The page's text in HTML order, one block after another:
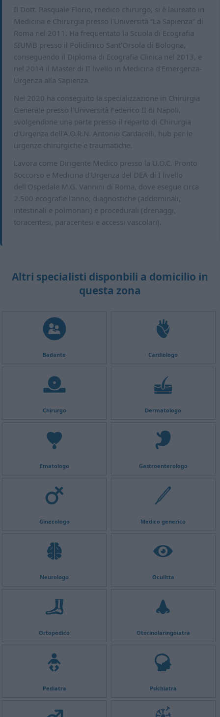
Il Dott. Pasquale Florio, medico chirurgo, si è laureato in
Medicina e Chirurgia presso l'Università “La Sapienza” di
Roma nel 2011. Ha frequentato la Scuola di Ecografia
SIUMB presso il Policlinico Sant'Orsola di Bologna,
conseguendo il Diploma di Ecografia Clinica nel 2013, e
nel 2014 il Master di II livello in Medicina d'Emergenza-
Urgenza alla Sapienza.
Nel 2020 ha conseguito la specializzazione in Chirurgia
Generale presso l'Università Federico II di Napoli,
svolgendone una parte presso il reparto di Chirurgia
d'Urgenza dell'A.O.R.N. Antonio Cardarelli, hub per le
urgenze chirurgiche e traumatiche.
Lavora come Dirigente Medico presso la U.O.C. Pronto
Soccorso e Medicina d'Urgenza del DEA di I livello
dell'Ospedale M.G. Vannini di Roma, dove esegue circa
2.500 ecografie l'anno, diagnostiche (addominali,
intestinali e polmonari) e procedurali (drenaggi,
toracentesi, paracentesi e accessi vascolari).
Altri specialisti disponbili a domicilio in
questa zona
Badante Cardiologo
Chirurgo Dermatologo
Ematologo Gastroenterologo
Ginecologo Medico generico
Neurologo Oculista
Ortopedico Otorinolaringoiatra
Pediatra Psichiatra